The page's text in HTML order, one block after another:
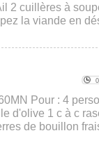
2 cuillères à
la viande en
Pour : 4
d'olive 1 c à c
de bouillon